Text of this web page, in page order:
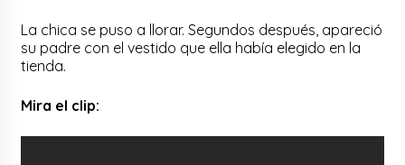
La chica se puso a llorar. Segundos después, apareció
su padre con el vestido que ella había elegido en la
tienda.
Mira el clip: